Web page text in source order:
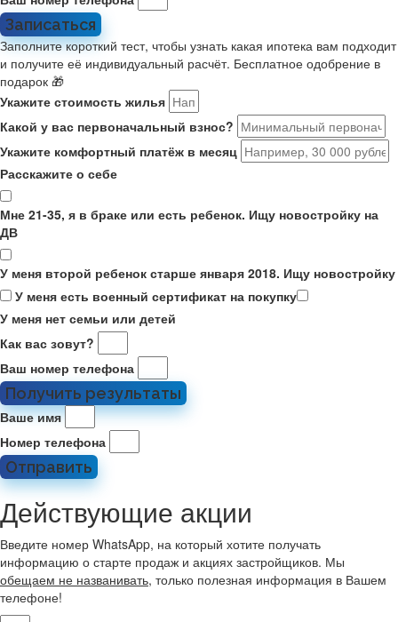
Записаться
Заполните короткий тест, чтобы узнать какая ипотека вам подходит
и получите её индивидуальный расчёт. Бесплатное одобрение в
подарок 🎁
Укажите стоимость жилья
Какой у вас первоначальный взнос?
Укажите комфортный платёж в месяц
Расскажите о себе
Мне 21-35, я в браке или есть ребенок. Ищу новостройку на
ДВ
У меня второй ребенок старше января 2018. Ищу новостройку
У меня есть военный сертификат на покупку
У меня нет семьи или детей
Как вас зовут?
Ваш номер телефона
Получить результаты
Ваше имя
Номер телефона
Отправить
Действующие акции
Введите номер WhatsApp, на который хотите получать
информацию о старте продаж и акциях застройщиков. Мы
обещаем не названивать, только полезная информация в Вашем
телефоне!